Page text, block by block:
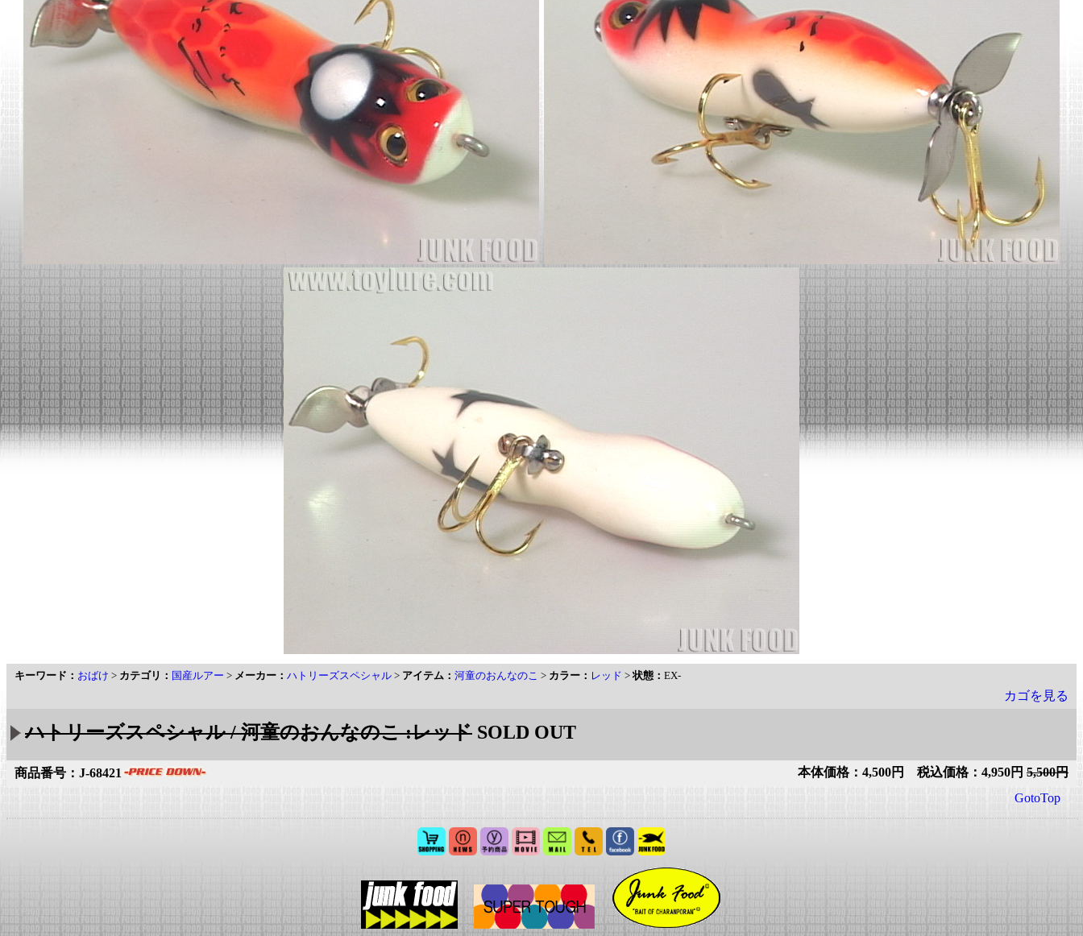
キーワード： おばけ > カテゴリ： 国産ルアー > メーカー： ハトリーズスペシャル > アイテム： 河童のおんなのこ > カラー： レッド >状態： EX-
カゴを見る
ハトリーズスペシャル / 河童のおんなのこ :レッド SOLD OUT
商品番号：J-68421 本体価格：4,500円 税込価格：4,950円 5,500円
GotoTop